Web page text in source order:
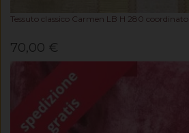
Tessuto classico Carmen LB H 280 coordinato
70,00 €